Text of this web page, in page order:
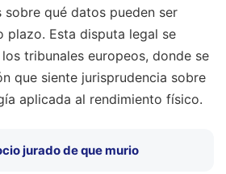
qué datos pueden ser
plazo. Esta disputa legal se
tribunales europeos, donde se
que siente jurisprudencia sobre
aplicada al rendimiento físico.
jurado de que murio